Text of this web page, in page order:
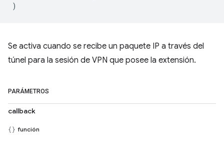
)
Se activa cuando se recibe un paquete IP a través del
túnel para la sesión de VPN que posee la extensión.
PARÁMETROS
callback
función